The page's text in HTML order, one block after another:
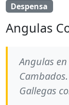
Despensa
Angulas
Angulas
Gallegas